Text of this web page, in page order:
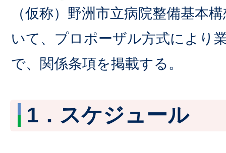
（仮称）野洲市立病院整備基本
いて、プロポーザル方式により
で、関係条項を掲載する。
1．スケジュール